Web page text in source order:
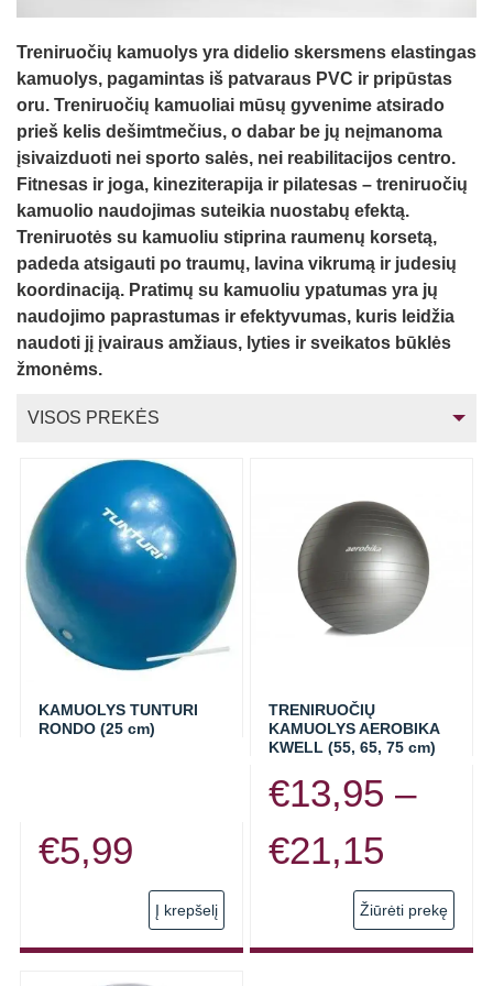
Straipsniai
Sėkmės istorijos
Atsiliepimai
Kontaktai
Treniruočių kamuolys yra didelio skersmens elastingas
kamuolys, pagamintas iš patvaraus PVC ir pripūstas
oru. Treniruočių kamuoliai mūsų gyvenime atsirado
prieš kelis dešimtmečius, o dabar be jų neįmanoma
įsivaizduoti nei sporto salės, nei reabilitacijos centro.
Fitnesas ir joga, kineziterapija ir pilatesas – treniruočių
kamuolio naudojimas suteikia nuostabų efektą.
Treniruotės su kamuoliu stiprina raumenų korsetą,
padeda atsigauti po traumų, lavina vikrumą ir judesių
koordinaciją. Pratimų su kamuoliu ypatumas yra jų
naudojimo paprastumas ir efektyvumas, kuris leidžia
naudoti jį įvairaus amžiaus, lyties ir sveikatos būklės
žmonėms.
VISOS PREKĖS
BLACKROLL
PTP PREKĖS ŽENKLAS
KWELL PREKĖS ŽENKLAS
TUNTURI
MASAŽINIAI VOLAI
MASAŽINIAI KAMUOLIAI
TRENIRUOČIŲ KILIMĖLIAI
GIROS SPORTUI (SVARSČIAI)
KAMUOLYS TUNTURI
RONDO (25 cm)
€5,99
Į krepšelį
TRENIRUOČIŲ
KAMUOLYS AEROBIKA
KWELL (55, 65, 75 cm)
€13,95 –
€21,15
range:
Žiūrėti prekę
has